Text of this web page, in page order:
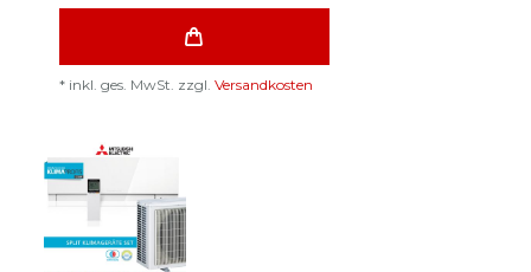
* inkl. ges. MwSt. zzgl. Versandkosten